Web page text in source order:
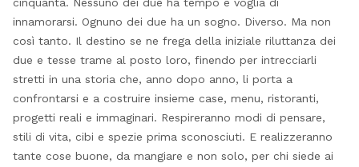
innamorarsi. Ognuno dei due ha un sogno. Diverso. Ma non
così tanto. Il destino se ne frega della iniziale riluttanza dei
due e tesse trame al posto loro, finendo per intrecciarli
stretti in una storia che, anno dopo anno, li porta a
confrontarsi e a costruire insieme case, menu, ristoranti,
progetti reali e immaginari. Respireranno modi di pensare,
stili di vita, cibi e spezie prima sconosciuti. E realizzeranno
tante cose buone, da mangiare e non solo, per chi siede ai